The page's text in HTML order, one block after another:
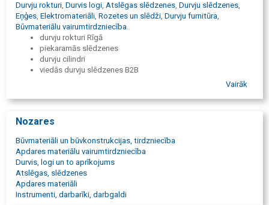
Durvju rokturi, Durvis logi, Atslēgas slēdzenes, Durvju slēdzenes,
Eņģes, Elektromateriāli, Rozetes un slēdži, Durvju furnitūra,
Būvmateriālu vairumtirdzniecība.
durvju rokturi Rīgā
piekaramās slēdzenes
durvju cilindri
viedās durvju slēdzenes B2B
Bylectrica rozetes un slēdži
DWT elektroinstrumenti profesionāļiem
slīpmašīnas un frēzmašīnas
metināšanas iekārtas
digitālie mērinstrumenti B2B
durvju mehānismi komerctelpām
durvju atdures un aizvērēji
durvju ķēdes un eņģes
Vairāk
Nozares
Būvmateriāli un būvkonstrukcijas, tirdzniecība
Apdares materiālu vairumtirdzniecība
Durvis, logi un to aprīkojums
Atslēgas, slēdzenes
Apdares materiāli
Instrumenti, darbarīki, darbgaldi